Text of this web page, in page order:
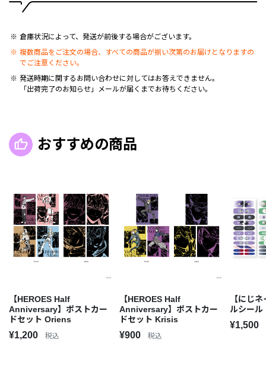
倉庫状況によって、発送が前後する場合がございます。
複数商品をご注文の場合、すべての商品が揃い次第のお届けとなりますの
でご注意ください。
発送時期に関するお問い合わせに対してはお答えできません。
「出荷完了のお知らせ」メールが届くまでお待ちください。
おすすめの商品
【HEROES Half
Anniversary】ポストカー
ドセット Oriens
¥1,200 税込
【HEROES Half
Anniversary】ポストカー
ドセット Krisis
¥900 税込
【にじ
ルシール
¥1,500